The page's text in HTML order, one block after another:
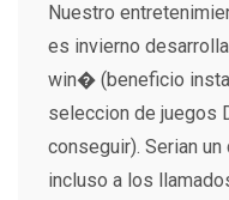
Nuestro
es invierno
win� (beneficio
seleccion de juegos
conseguir). Serian
incluso a los